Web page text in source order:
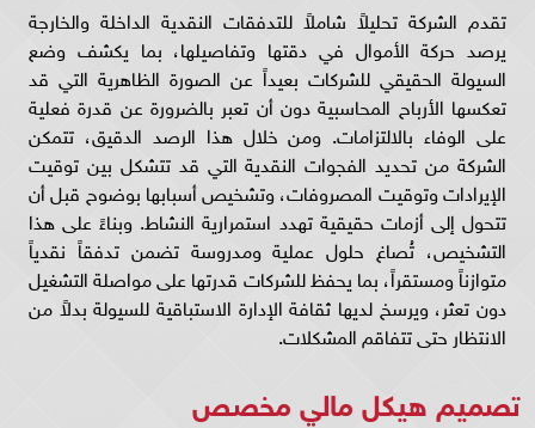
تقدم الشركة تحليلاً شاملاً للتدفقات النقدية الداخلة والخارجة
يرصد حركة الأموال في دقتها وتفاصيلها، بما يكشف وضع
السيولة الحقيقي للشركات بعيداً عن الصورة الظاهرية التي قد
تعكسها الأرباح المحاسبية دون أن تعبر بالضرورة عن قدرة فعلية
على الوفاء بالالتزامات. ومن خلال هذا الرصد الدقيق، تتمكن
الشركة من تحديد الفجوات النقدية التي قد تتشكل بين توقيت
الإيرادات وتوقيت المصروفات، وتشخيص أسبابها بوضوح قبل أن
تتحول إلى أزمات حقيقية تهدد استمرارية النشاط. وبناءً على هذا
التشخيص، تُصاغ حلول عملية ومدروسة تضمن تدفقاً نقدياً
متوازناً ومستقراً، بما يحفظ للشركات قدرتها على مواصلة التشغيل
دون تعثر، ويرسخ لديها ثقافة الإدارة الاستباقية للسيولة بدلاً من
الانتظار حتى تتفاقم المشكلات.
تصميم هيكل مالي مخصص